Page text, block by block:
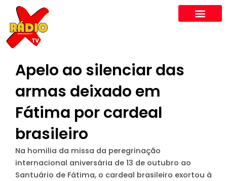
content
Apelo ao silenciar das
armas deixado em
Fátima por cardeal
brasileiro
Na homilia da missa da peregrinação
internacional aniversária de 13 de outubro ao
Santuário de Fátima, o cardeal brasileiro exortou à